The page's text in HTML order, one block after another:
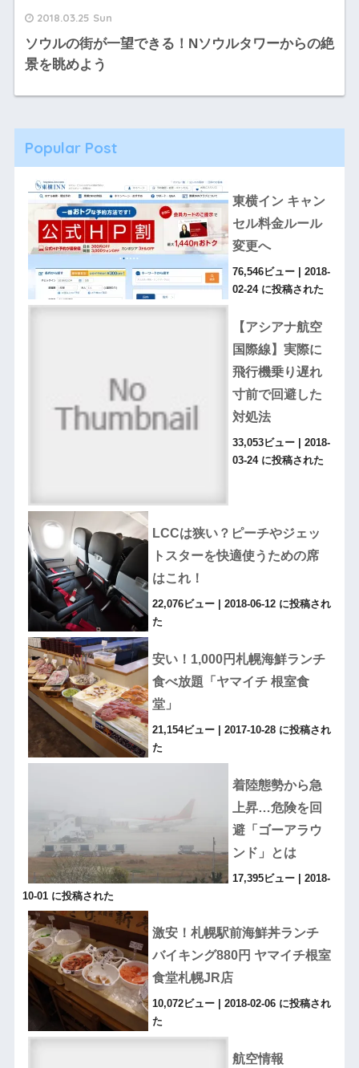
2018.03.25 Sun
ソウルの街が一望できる！Nソウルタワーからの絶
景を眺めよう
Popular Post
東横イン キャン
セル料金ルール
変更へ
76,546ビュー| 2018-
02-24 に投稿された
【アシアナ航空
国際線】実際に
飛行機乗り遅れ
寸前で回避した
対処法
33,053ビュー| 2018-
03-24 に投稿された
LCCは狭い？ピーチやジェッ
トスターを快適使うための席
はこれ！
22,076ビュー| 2018-06-12 に投稿され
た
安い！1,000円札幌海鮮ランチ
食べ放題「ヤマイチ 根室食
堂」
21,154ビュー| 2017-10-28 に投稿され
た
着陸態勢から急
上昇…危険を回
避「ゴーアラウ
ンド」とは
17,395ビュー| 2018-
10-01 に投稿された
激安！札幌駅前海鮮丼ランチ
バイキング880円 ヤマイチ根室
食堂札幌JR店
10,072ビュー| 2018-02-06 に投稿され
た
航空情報